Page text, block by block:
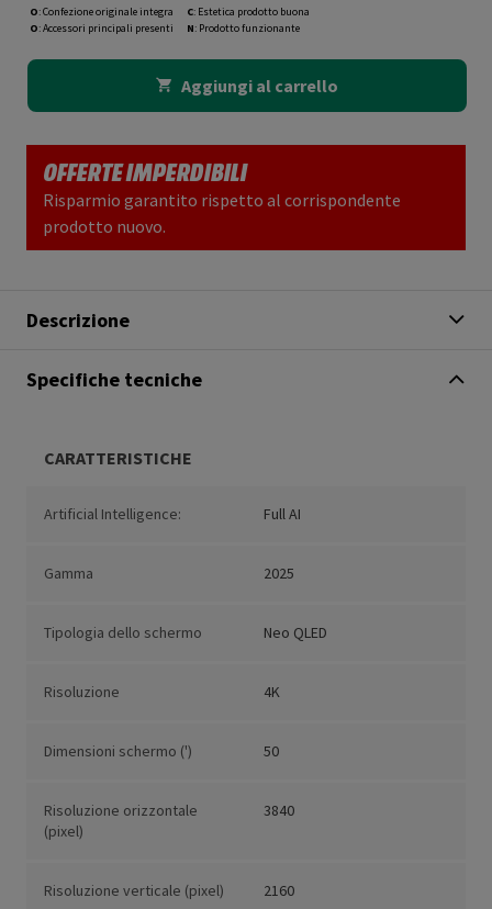
O: Confezione originale integra
O: Accessori principali presenti
C: Estetica prodotto buona
N: Prodotto funzionante
Aggiungi al carrello
OFFERTE IMPERDIBILI
Risparmio garantito rispetto al corrispondente
prodotto nuovo.
Descrizione
Specifiche tecniche
CARATTERISTICHE
Artificial Intelligence: Full AI
Gamma 2025
Tipologia dello schermo Neo QLED
Risoluzione 4K
Dimensioni schermo (') 50
Risoluzione orizzontale
(pixel)
3840
Risoluzione verticale (pixel) 2160